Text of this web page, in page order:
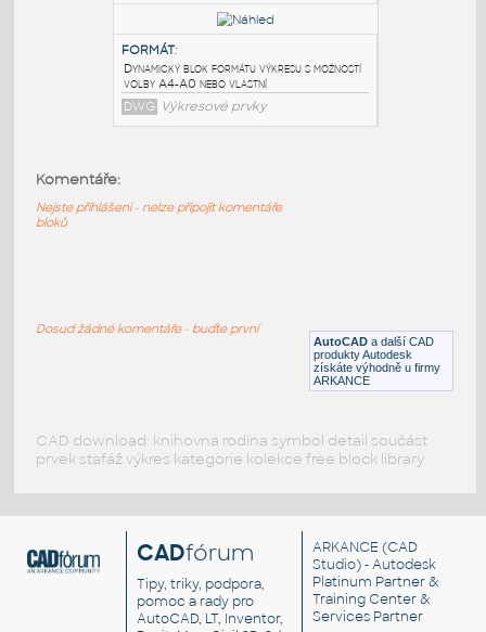
CNCFrame21:
CNC tvar - ozdobný rám
DWG Dekorace
DWG Konstrukční detaily
volby A4-A0 nebo vlastní
AutoCAD a další CAD
produkty Autodesk
získáte výhodně u firmy
ARKANCE
Komentáře:
Nejste přihlášeni - nelze připojit komentáře
bloků
Dosud žádné komentáře - buďte první
CAD download: knihovna rodina symbol detail součást
prvek stafáž výkres kategorie kolekce free block library
CADfórum
Tipy, triky, podpora,
pomoc a rady pro
AutoCAD, LT, Inventor,
ARKANCE (CAD
Studio) - Autodesk
Platinum Partner &
Training Center &
Services Partner